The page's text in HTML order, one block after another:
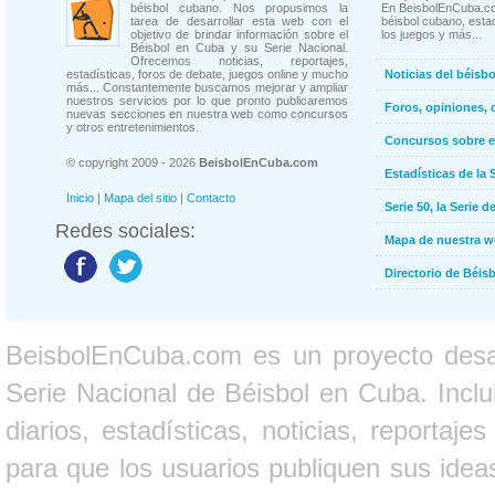
béisbol cubano. Nos propusimos la
tarea de desarrollar esta web con el
objetivo de brindar información sobre el
Béisbol en Cuba y su Serie Nacional.
Ofrecemos noticias, reportajes,
estadísticas, foros de debate, juegos online y mucho
más... Constantemente buscamos mejorar y ampliar
nuestros servicios por lo que pronto publicaremos
nuevas secciones en nuestra web como concursos
y otros entretenimientos.
© copyright 2009 - 2026 BeisbolEnCuba.com
Inicio | Mapa del sitio | Contacto
Redes sociales:
En
béisbol cubano,
los juegos y más...
Noticias del
Foros, opiniones,
Concursos sobre
Estadísticas de la
Serie 50, la Serie
Mapa de nuestra
Directorio de
BeisbolEnCuba.com es un proyecto
Serie Nacional de Béisbol en Cuba.
diarios, estadísticas, noticias,
para que los usuarios publiquen sus